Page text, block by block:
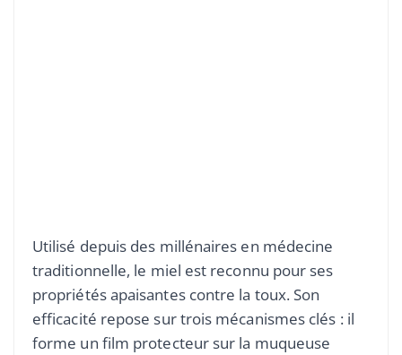
Utilisé depuis des millénaires en médecine
traditionnelle, le miel est reconnu pour ses
propriétés apaisantes contre la toux. Son
efficacité repose sur trois mécanismes clés : il
forme un film protecteur sur la muqueuse